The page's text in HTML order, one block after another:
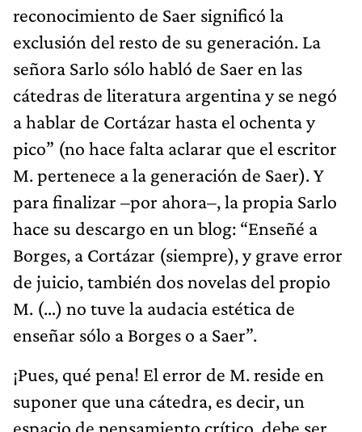
reconocimiento de Saer significó la
exclusión del resto de su generación. La
señora Sarlo sólo habló de Saer en las
cátedras de literatura argentina y se negó
a hablar de Cortázar hasta el ochenta y
pico” (no hace falta aclarar que el escritor
M. pertenece a la generación de Saer). Y
para finalizar –por ahora–, la propia Sarlo
hace su descargo en un blog: “Enseñé a
Borges, a Cortázar (siempre), y grave error
de juicio, también dos novelas del propio
M. (…) no tuve la audacia estética de
enseñar sólo a Borges o a Saer”.
¡Pues, qué pena! El error de M. reside en
suponer que una cátedra, es decir, un
espacio de pensamiento crítico, debe ser